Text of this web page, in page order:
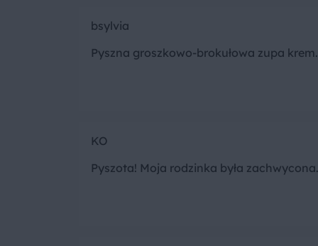
bsylvia
Pyszna groszkowo-brokułowa zupa
KO
Pyszota! Moja rodzinka była zachwycona.